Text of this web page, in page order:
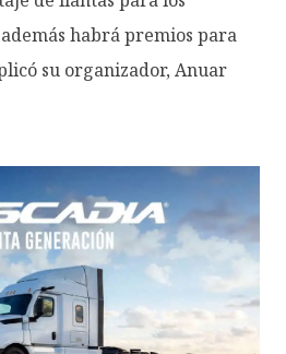
habrá premios para
su organizador, Anuar